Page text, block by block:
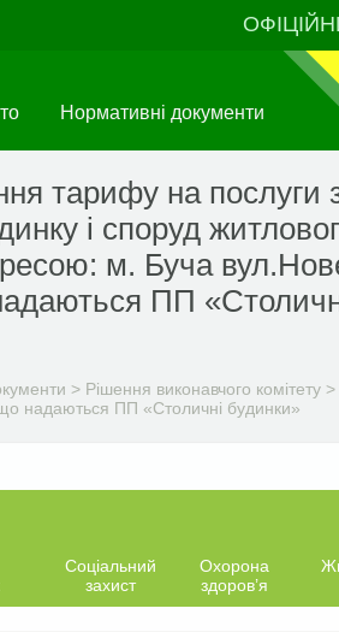
Нормативні документи
тарифу на послуги
і споруд
м. Буча
ПП
> Рішення виконавчого комітету >
надаються ПП «Столичні будинки»
Соціальний
захист
Охорона
здоров’я